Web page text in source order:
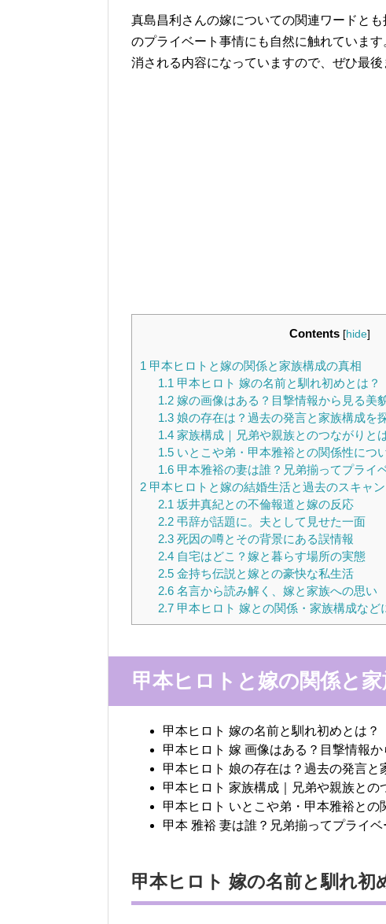
真島昌利さんの嫁についての関連ワードと
のプライベート事情にも自然に触れていま
消される内容になっていますので、ぜひ最後
Contents [hide]
1 甲本ヒロトと嫁の関係と家族構成の真相
1.1 甲本ヒロト 嫁の名前と馴れ初めとは？
1.2嫁の画像はある？目撃情報から見る美
1.3娘の存在は？過去の発言と家族構成を
1.4家族構成｜兄弟や親族とのつながりと
1.5いとこや弟・甲本雅裕との関係性につ
1.6甲本雅裕の妻は誰？兄弟揃ってプライ
2 甲本ヒロトと嫁の結婚生活と過去のスキャ
2.1 坂井真紀との不倫報道と嫁の反応
2.2弔辞が話題に。夫として見せた一面
2.3死因の噂とその背景にある誤情報
2.4自宅はどこ？嫁と暮らす場所の実態
2.5金持ち伝説と嫁との豪快な私生活
2.6名言から読み解く、嫁と家族への思い
2.7甲本ヒロト 嫁との関係・家族構成など
甲本ヒロトと嫁の関係と
甲本ヒロト 嫁の名前と馴れ初めとは？
甲本ヒロト 嫁 画像はある？目撃情報
甲本ヒロト 娘の存在は？過去の発言と
甲本ヒロト 家族構成｜兄弟や親族との
甲本ヒロト いとこや弟・甲本雅裕との
甲本 雅裕 妻は誰？兄弟揃ってプライ
甲本ヒロト 嫁の名前と馴れ初